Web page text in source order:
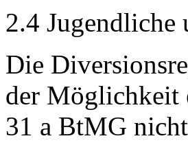
2.4 Jugendliche
Die
der Möglichkeit
31 a BtMG